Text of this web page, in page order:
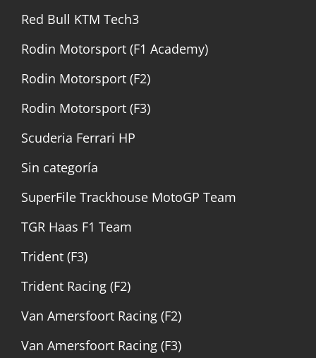
Red Bull KTM Tech3
Rodin Motorsport (F1 Academy)
Rodin Motorsport (F2)
Rodin Motorsport (F3)
Scuderia Ferrari HP
Sin categoría
SuperFile Trackhouse MotoGP Team
TGR Haas F1 Team
Trident (F3)
Trident Racing (F2)
Van Amersfoort Racing (F2)
Van Amersfoort Racing (F3)